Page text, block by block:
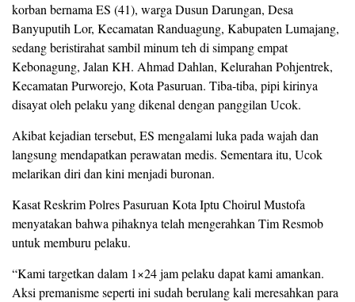
korban bernama ES (41), warga Dusun Darungan, Desa
Banyuputih Lor, Kecamatan Randuagung, Kabupaten Lumajang,
sedang beristirahat sambil minum teh di simpang empat
Kebonagung, Jalan KH. Ahmad Dahlan, Kelurahan Pohjentrek,
Kecamatan Purworejo, Kota Pasuruan. Tiba-tiba, pipi kirinya
disayat oleh pelaku yang dikenal dengan panggilan Ucok.
Akibat kejadian tersebut, ES mengalami luka pada wajah dan
langsung mendapatkan perawatan medis. Sementara itu, Ucok
melarikan diri dan kini menjadi buronan.
Kasat Reskrim Polres Pasuruan Kota Iptu Choirul Mustofa
menyatakan bahwa pihaknya telah mengerahkan Tim Resmob
untuk memburu pelaku.
“Kami targetkan dalam 1×24 jam pelaku dapat kami amankan.
Aksi premanisme seperti ini sudah berulang kali meresahkan para